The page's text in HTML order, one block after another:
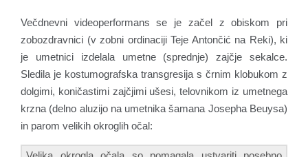
Večdnevni videoperformans se je začel z obiskom pri
zobozdravnici (v zobni ordinaciji Teje Antončić na Reki), ki
je umetnici izdelala umetne (sprednje) zajčje sekalce.
Sledila je kostumografska transgresija s črnim klobukom z
dolgimi, koničastimi zajčjimi ušesi, telovnikom iz umetnega
krzna (delno aluzijo na umetnika šamana Josepha Beuysa)
in parom velikih okroglih očal: